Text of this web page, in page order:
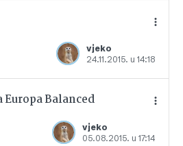
vjeko
24.11.2015. u 14:18
Dodajte u favorite
Balanced
vjeko
05.08.2015. u 17:14
Dodajte u favorite